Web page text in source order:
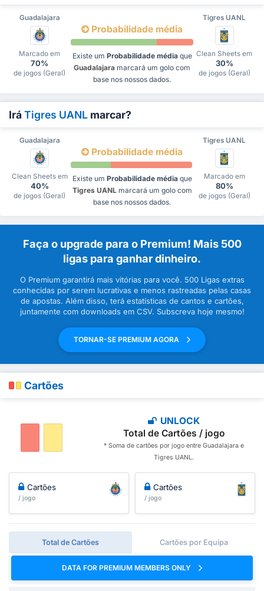
Guadalajara Tigres UANL
Marcado em
70%
de jogos (Geral)
Probabilidade média
Existe um Probabilidade médiaque
Guadalajara marcará um golo com
base nos nossos dados.
Clean Sheets em
30%
de jogos (Geral)
IráTigres UANL marcar?
Guadalajara Tigres UANL
Clean Sheets em
40%
de jogos (Geral)
Probabilidade média
Existe um Probabilidade médiaque
Tigres UANLmarcará um golo com
base nos nossos dados.
Marcado em
80%
de jogos (Geral)
Faça o upgrade para o Premium! Mais 500
ligas para ganhar dinheiro.
O Premium garantirá mais vitórias para você. 500 Ligas extras
conhecidas por serem lucrativas e menos rastreadas pelas casas
de apostas. Além disso, terá estatísticas de cantos e cartões,
juntamente com downloads em CSV. Subscreva hoje mesmo!
TORNAR-SE PREMIUM AGORA
Cartões
UNLOCK
Total de Cartões / jogo
* Soma de cartões por jogo entre Guadalajara e
Tigres UANL.
Cartões
/ jogo
Cartões
/ jogo
Total de Cartões Cartões por Equipa
DATA FOR PREMIUM MEMBERS ONLY